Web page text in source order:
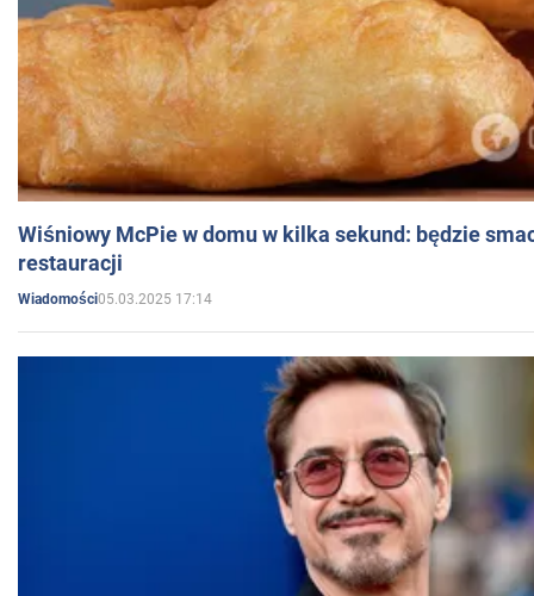
Wiśniowy McPie w domu w kilka sekund: będzie
restauracji
Wiadomości05.03.2025 17:14